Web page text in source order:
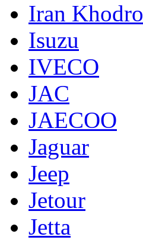
Iran Khodro
Isuzu
IVECO
JAC
JAECOO
Jaguar
Jeep
Jetour
Jetta